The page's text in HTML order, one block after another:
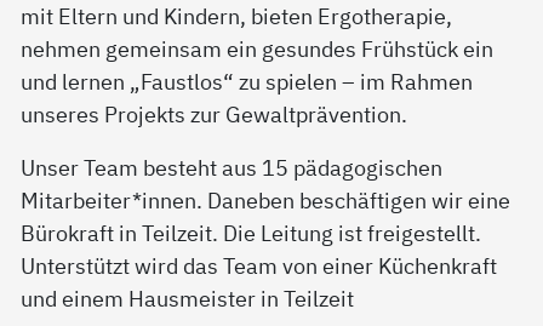
mit Eltern und Kindern, bieten Ergotherapie,
nehmen gemeinsam ein gesundes Frühstück ein
und lernen „Faustlos“ zu spielen – im Rahmen
unseres Projekts zur Gewaltprävention.
Unser Team besteht aus 15 pädagogischen
Mitarbeiter*innen. Daneben beschäftigen wir eine
Bürokraft in Teilzeit. Die Leitung ist freigestellt.
Unterstützt wird das Team von einer Küchenkraft
und einem Hausmeister in Teilzeit